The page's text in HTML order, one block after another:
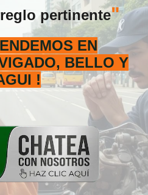
pertinente"
EN
BELLO Y
!